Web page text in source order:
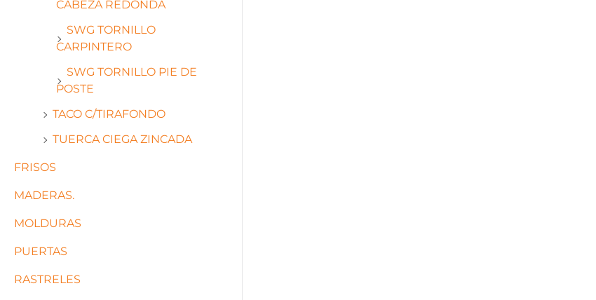
CABEZA REDONDA
SWG TORNILLO
CARPINTERO
SWG TORNILLO PIE DE
POSTE
TACO C/TIRAFONDO
TUERCA CIEGA ZINCADA
FRISOS
MADERAS.
MOLDURAS
PUERTAS
RASTRELES